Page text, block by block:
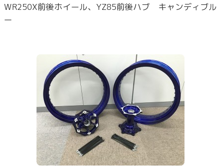
WR250X前後ホイール、YZ85前後ハブ キャンディブル
ー